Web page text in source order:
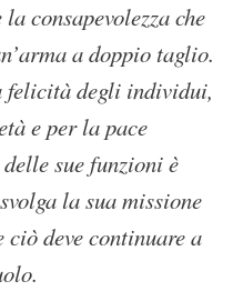
consapevolezza che
a doppio taglio.
felicità degli individui,
e per la pace
sue funzioni è
la sua missione
deve continuare a